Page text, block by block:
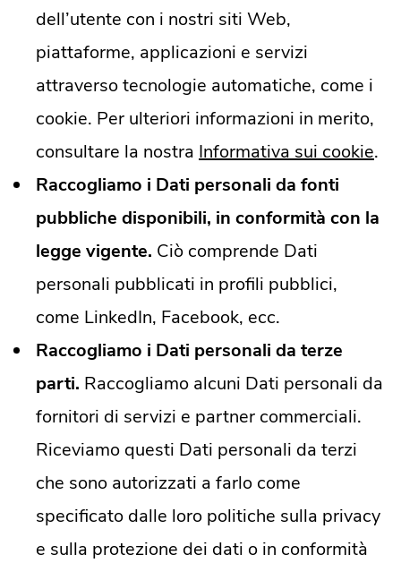
dell’utente con i nostri siti Web,
piattaforme, applicazioni e servizi
attraverso tecnologie automatiche, come i
cookie. Per ulteriori informazioni in merito,
consultare la nostra Informativa sui cookie.
Raccogliamo i Dati personali da fonti
pubbliche disponibili, in conformità con la
legge vigente. Ciò comprende Dati
personali pubblicati in profili pubblici,
come LinkedIn, Facebook, ecc.
Raccogliamo i Dati personali da terze
parti. Raccogliamo alcuni Dati personali da
fornitori di servizi e partner commerciali.
Riceviamo questi Dati personali da terzi
che sono autorizzati a farlo come
specificato dalle loro politiche sulla privacy
e sulla protezione dei dati o in conformità